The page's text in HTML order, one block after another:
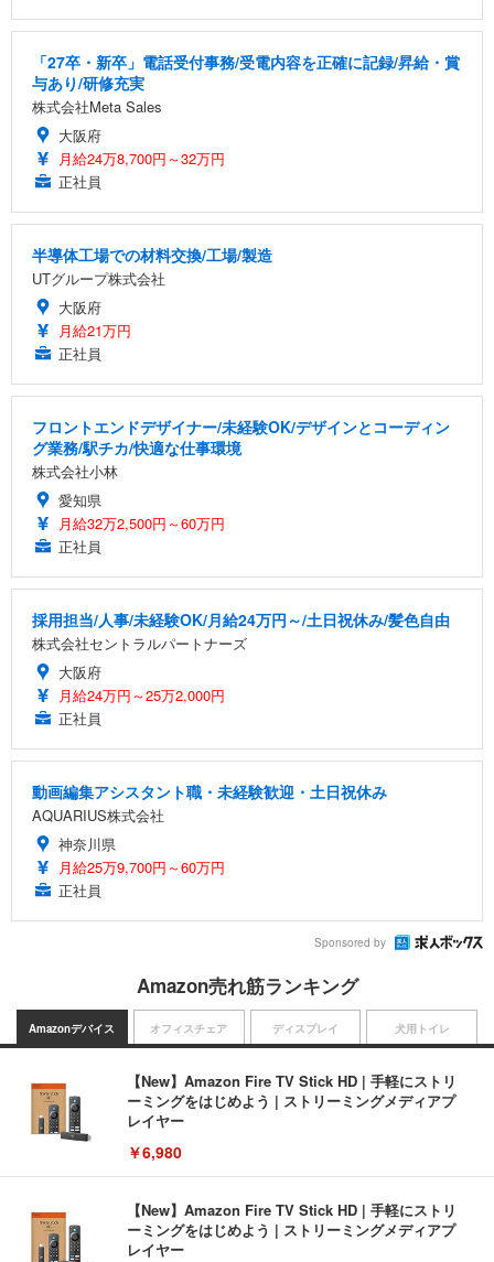
「27卒・新卒」電話受付事務/受電内容を正確に記録/昇給・賞
与あり/研修充実
株式会社Meta Sales
大阪府
月給24万8,700円～32万円
正社員
半導体工場での材料交換/工場/製造
UTグループ株式会社
大阪府
月給21万円
正社員
フロントエンドデザイナー/未経験OK/デザインとコーディン
グ業務/駅チカ/快適な仕事環境
株式会社小林
愛知県
月給32万2,500円～60万円
正社員
採用担当/人事/未経験OK/月給24万円～/土日祝休み/髪色自由
株式会社セントラルパートナーズ
大阪府
月給24万円～25万2,000円
正社員
動画編集アシスタント職・未経験歓迎・土日祝休み
AQUARIUS株式会社
神奈川県
月給25万9,700円～60万円
正社員
Sponsored by
Amazon売れ筋ランキング
Amazonデバイス
【New】Amazon Fire TV Stick HD | 手軽にストリ
ーミングをはじめよう | ストリーミングメディアプ
レイヤー
￥6,980
【New】Amazon Fire TV Stick HD | 手軽にストリ
ーミングをはじめよう | ストリーミングメディアプ
レイヤー
オフィスチェア ディスプレイ 犬用トイレ